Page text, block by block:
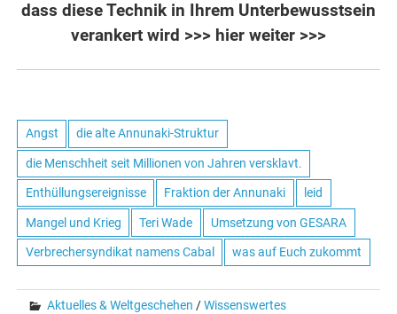
dass diese Technik in Ihrem Unterbewusstsein
verankert wird >>> hier weiter >>>
Angst die alte Annunaki-Struktur
die Menschheit seit Millionen von Jahren versklavt.
Enthüllungsereignisse Fraktion der Annunaki leid
Mangel und Krieg Teri Wade Umsetzung von GESARA
Verbrechersyndikat namens Cabal was auf Euch zukommt
Aktuelles & Weltgeschehen /Wissenswertes